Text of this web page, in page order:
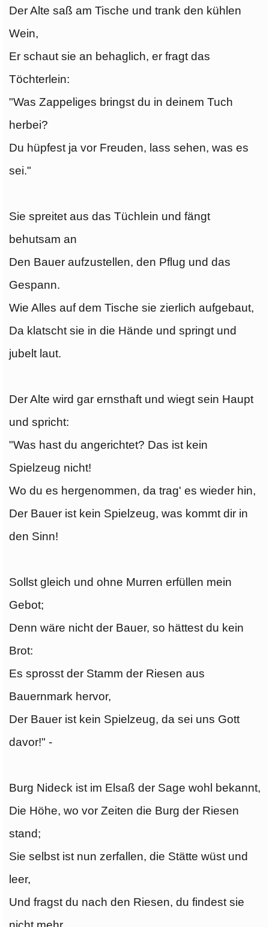
Der Alte saß am Tische und trank den kühlen
Wein,
Er schaut sie an behaglich, er fragt das
Töchterlein:
"Was Zappeliges bringst du in deinem Tuch
herbei?
Du hüpfest ja vor Freuden, lass sehen, was es
sei."
Sie spreitet aus das Tüchlein und fängt
behutsam an
Den Bauer aufzustellen, den Pflug und das
Gespann.
Wie Alles auf dem Tische sie zierlich aufgebaut,
Da klatscht sie in die Hände und springt und
jubelt laut.
Der Alte wird gar ernsthaft und wiegt sein Haupt
und spricht:
"Was hast du angerichtet? Das ist kein
Spielzeug nicht!
Wo du es hergenommen, da trag' es wieder hin,
Der Bauer ist kein Spielzeug, was kommt dir in
den Sinn!
Sollst gleich und ohne Murren erfüllen mein
Gebot;
Denn wäre nicht der Bauer, so hättest du kein
Brot:
Es sprosst der Stamm der Riesen aus
Bauernmark hervor,
Der Bauer ist kein Spielzeug, da sei uns Gott
davor!" -
Burg Nideck ist im Elsaß der Sage wohl bekannt,
Die Höhe, wo vor Zeiten die Burg der Riesen
stand;
Sie selbst ist nun zerfallen, die Stätte wüst und
leer,
Und fragst du nach den Riesen, du findest sie